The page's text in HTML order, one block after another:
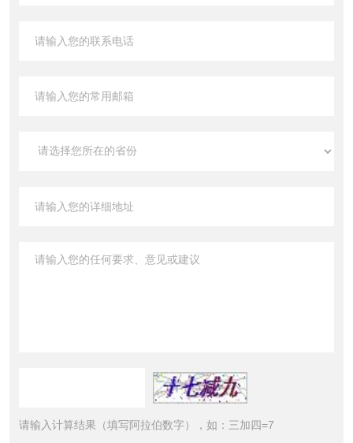
请输入计算结果（填写阿拉伯数字），如：三加四=7